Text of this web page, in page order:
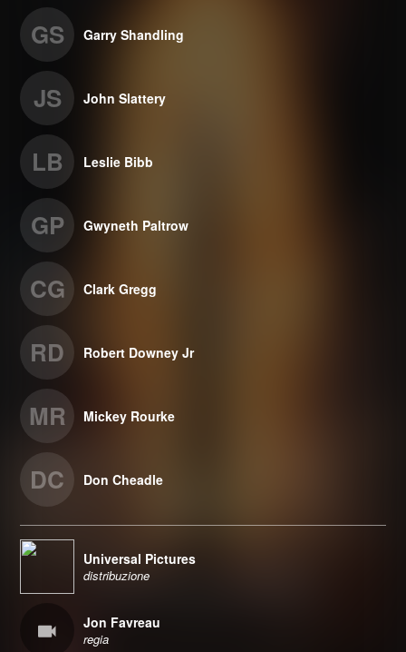
GS Garry Shandling
JS John Slattery
LB Leslie Bibb
GP Gwyneth Paltrow
CG Clark Gregg
RD Robert Downey Jr
MR Mickey Rourke
DC Don Cheadle
Universal Pictures
distribuzione
Jon Favreau
regia